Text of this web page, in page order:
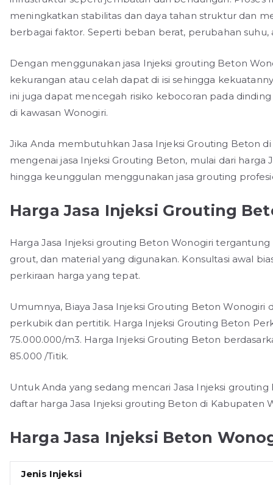
meningkatkan stabilitas dan daya tahan struktur dan
berbagai faktor. Seperti beban berat, perubahan
Dengan menggunakan jasa Injeksi grouting Beton
kekurangan atau celah dapat di isi sehingga
ini juga dapat mencegah risiko kebocoran pada
di kawasan Wonogiri.
Jika Anda membutuhkan Jasa Injeksi Grouting Beton
mengenai jasa Injeksi Grouting Beton, mulai dari harga
hingga keunggulan menggunakan jasa grouting
Harga Jasa Injeksi Grouting
Harga Jasa Injeksi grouting Beton Wonogiri
grout, dan material yang digunakan. Konsultasi awal
perkiraan harga yang tepat.
Umumnya, Biaya Jasa Injeksi Grouting Beton Wonogiri
perkubik dan pertitik. Harga Injeksi Grouting Beton
75.000.000/m3. Harga Injeksi Grouting Beton
85.000 /Titik.
Untuk Anda yang sedang mencari Jasa Injeksi
daftar harga Jasa Injeksi grouting Beton di Kabupaten
Harga Jasa Injeksi Beton
Jenis Injeksi